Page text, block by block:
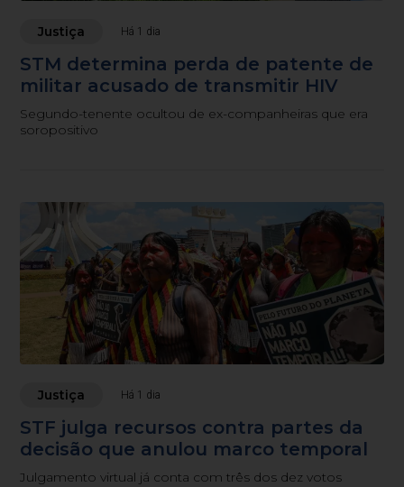
Justiça Há 1 dia
STM determina perda de patente de
militar acusado de transmitir HIV
Segundo-tenente ocultou de ex-companheiras que era
soropositivo
Justiça Há 1 dia
STF julga recursos contra partes da
decisão que anulou marco temporal
Julgamento virtual já conta com três dos dez votos